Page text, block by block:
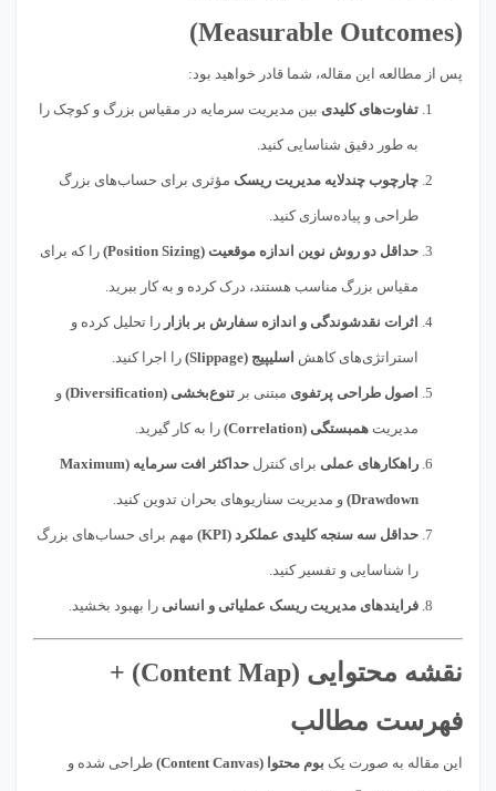
(Measurable Outcomes)
پس از مطالعه این مقاله، شما قادر خواهید بود:
تفاوت‌های کلیدی بین مدیریت سرمایه در مقیاس بزرگ و کوچک را
به طور دقیق شناسایی کنید.
چارچوب چندلایه مدیریت ریسک مؤثری برای حساب‌های بزرگ
طراحی و پیاده‌سازی کنید.
حداقل دو روش نوین اندازه موقعیت (Position Sizing) را که برای
مقیاس بزرگ مناسب هستند، درک کرده و به کار ببرید.
اثرات نقدشوندگی و اندازه سفارش بر بازار را تحلیل کرده و
استراتژی‌های کاهش اسلیپیج (Slippage) را اجرا کنید.
اصول طراحی پرتفوی مبتنی بر تنوع‌بخشی (Diversification) و
مدیریت همبستگی (Correlation) را به کار گیرید.
راهکارهای عملی برای کنترل حداکثر افت سرمایه (Maximum
Drawdown) و مدیریت سناریوهای بحران تدوین کنید.
حداقل سه سنجه کلیدی عملکرد (KPI) مهم برای حساب‌های بزرگ
را شناسایی و تفسیر کنید.
فرایندهای مدیریت ریسک عملیاتی و انسانی را بهبود بخشید.
نقشه محتوایی (Content Map) +
فهرست مطالب
این مقاله به صورت یک بوم محتوا (Content Canvas) طراحی شده و